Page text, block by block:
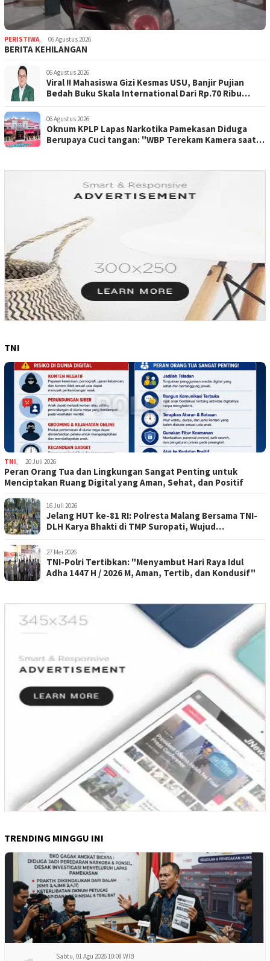
PERISTIWA, 06 Agustus 2026
BERITA KEHILANGAN
06 Agustus 2026
Viral !! Mahasiswa Gizi Kesmas USU, Banjir Pujian
Bedah Buku Skala International Dari Rp.70 Ribu
06 Agustus 2026
Oknum KPLP Lapas Narkotika Pamekasan Diduga
Berupaya Cuci tangan: "WBP Terekam Kamera saat
TNI
TNI, 20 Juli 2026
Peran Orang Tua dan Lingkungan Sangat Penting untuk
Menciptakan Ruang Digital yang Aman, Sehat, dan Positif
16 Juli 2026
Jelang HUT ke-81 RI: Polresta Malang Bersama TNI-
DLH Karya Bhakti di TMP Suropati, Wujud
27 Mei 2026
TNI-Polri Tertibkan: "Menyambut Hari Raya Idul
Adha 1447 H / 2026 M, Aman, Tertib, dan Kondusif"
TRENDING MINGGU INI
Sabtu, 01 Agu 2026 10:08 WIB